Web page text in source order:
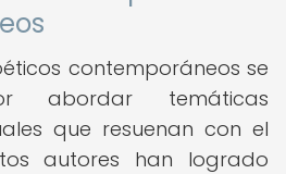
contemporáneos se
abordar temáticas
que resuenan con el
autores han logrado